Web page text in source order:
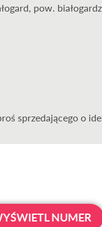
pow.
sprzedającego o
NUMER